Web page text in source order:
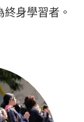
身學習者。